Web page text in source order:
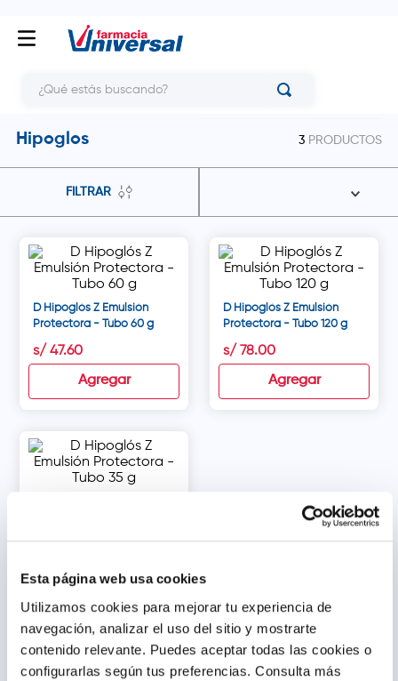
Esta página web usa cookies
Utilizamos cookies para mejorar tu experiencia de
navegación, analizar el uso del sitio y mostrarte
contenido relevante. Puedes aceptar todas las cookies o
configurarlas según tus preferencias. Consulta más
Hipoglos 3 PRODUCTOS
FILTRAR
D Hipoglós Z Emulsión
Protectora - Tubo 60 g
s/ 47.60
Agregar
D Hipoglós Z Emulsión
Protectora - Tubo 120 g
s/ 78.00
Agregar
s/ 31.90
Agregar